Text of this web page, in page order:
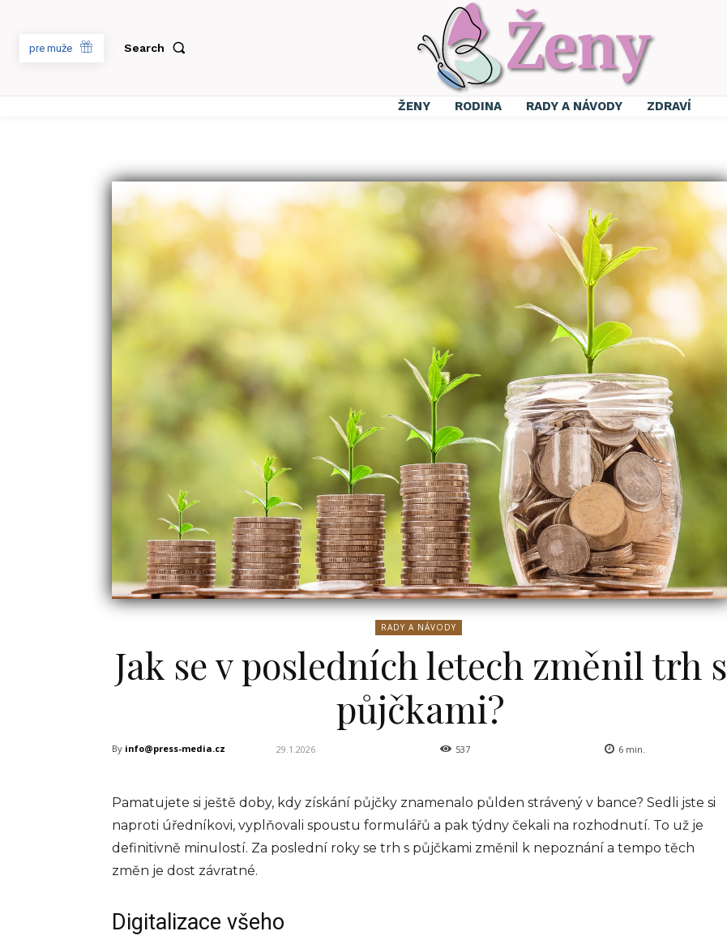
pre muže Search
ŽENY RODINA RADY A NÁVODY ZDRAVÍ
RADY A NÁVODY
Jak se v posledních letech změnil trh s
půjčkami?
By info@press-media.cz 29.1.2026 537 6min.
Pamatujete si ještě doby, kdy získání půjčky znamenalo půlden strávený v bance? Sedli jste si
naproti úředníkovi, vyplňovali spoustu formulářů a pak týdny čekali na rozhodnutí. To už je
definitivně minulostí. Za poslední roky se trh s půjčkami změnil k nepoznání a tempo těch
změn je dost závratné.
Digitalizace všeho